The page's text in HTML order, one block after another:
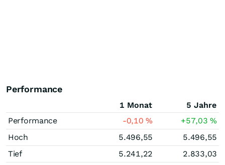
Performance
1 Monat
5 Jahre
Performance
-0,10% +57,03%
Hoch
5.496,55
5.496,55
Tief
5.241,22
2.833,03